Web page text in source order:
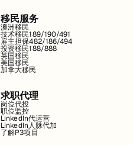
移民服务
澳洲移民
技术移民189/190/491
雇主担保482/186/494
投资移民188/888
英国移民
美国移民
加拿大移民
求职代理
岗位代投
职位监控
LinkedIn代运营
LinkedIn人脉代加
了解P3项目